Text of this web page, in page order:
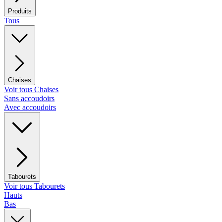
Produits
Tous
Chaises
Voir tous Chaises
Sans accoudoirs
Avec accoudoirs
Tabourets
Voir tous Tabourets
Hauts
Bas